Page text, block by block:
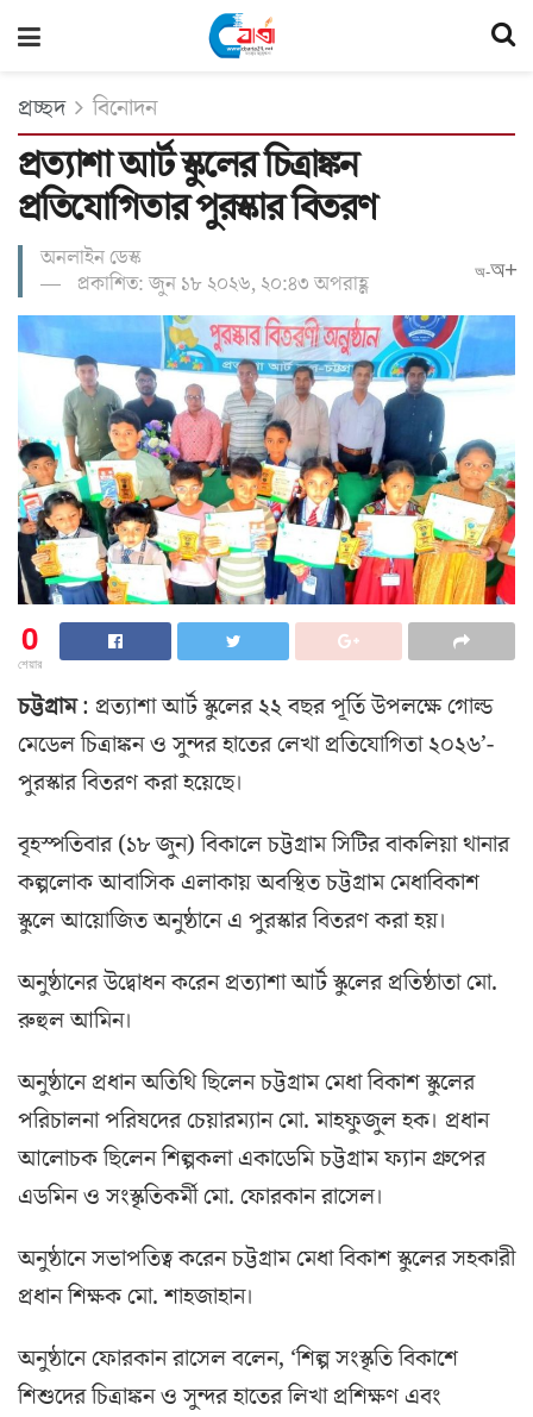
প্রচ্ছদ বিনোদন
প্রত্যাশা আর্ট স্কুলের চিত্রাঙ্কন
প্রতিযোগিতার পুরস্কার বিতরণ
অনলাইন ডেস্ক
প্রকাশিত: জুন ১৮ ২০২৬, ২০:৪৩ অপরাহ্ণ
অ-অ+
0
শেয়ার
চট্টগ্রাম: প্রত্যাশা আর্ট স্কুলের ২২ বছর পূর্তি উপলক্ষে গোল্ড
মেডেল চিত্রাঙ্কন ও সুন্দর হাতের লেখা প্রতিযোগিতা ২০২৬’-
পুরস্কার বিতরণ করা হয়েছে।
বৃহস্পতিবার (১৮ জুন) বিকালে চট্টগ্রাম সিটির বাকলিয়া থানার
কল্পলোক আবাসিক এলাকায় অবস্থিত চট্টগ্রাম মেধাবিকাশ
স্কুলে আয়োজিত অনুষ্ঠানে এ পুরস্কার বিতরণ করা হয়।
অনুষ্ঠানের উদ্বোধন করেন প্রত্যাশা আর্ট স্কুলের প্রতিষ্ঠাতা মো.
রুহুল আমিন।
অনুষ্ঠানে প্রধান অতিথি ছিলেন চট্টগ্রাম মেধা বিকাশ স্কুলের
পরিচালনা পরিষদের চেয়ারম্যান মো. মাহফুজুল হক। প্রধান
আলোচক ছিলেন শিল্পকলা একাডেমি চট্টগ্রাম ফ্যান গ্রুপের
এডমিন ও সংস্কৃতিকর্মী মো. ফোরকান রাসেল।
অনুষ্ঠানে সভাপতিত্ব করেন চট্টগ্রাম মেধা বিকাশ স্কুলের সহকারী
প্রধান শিক্ষক মো. শাহজাহান।
অনুষ্ঠানে ফোরকান রাসেল বলেন, ‘শিল্প সংস্কৃতি বিকাশে
শিশুদের চিত্রাঙ্কন ও সুন্দর হাতের লিখা প্রশিক্ষণ এবং